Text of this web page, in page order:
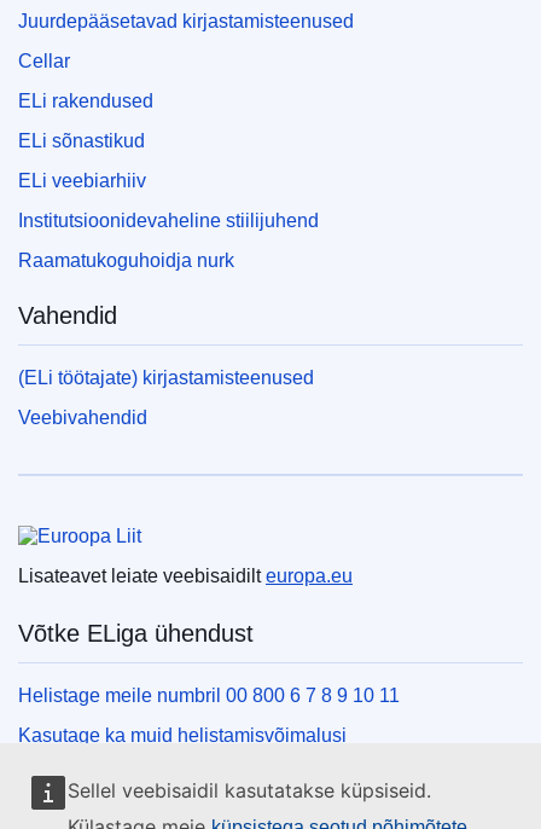
Sellel veebisaidil kasutatakse küpsiseid.
Juurdepääsetavad kirjastamisteenused
Cellar
ELi rakendused
ELi sõnastikud
ELi veebiarhiiv
Institutsioonidevaheline stiilijuhend
Raamatukoguhoidja nurk
Vahendid
(ELi töötajate) kirjastamisteenused
Veebivahendid
Lisateavet leiate veebisaidilteuropa.eu
Võtke ELiga ühendust
Helistage meile numbril 00 800 6 7 8 9 10 11
Kasutage ka muid helistamisvõimalusi
Kirjutage meile kontaktvormi vahendusel
Külastage meid ELi teabekeskuses